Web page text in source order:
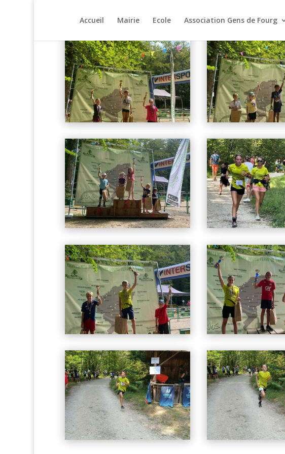
Accueil Mairie Ecole Association Gens de Fourg